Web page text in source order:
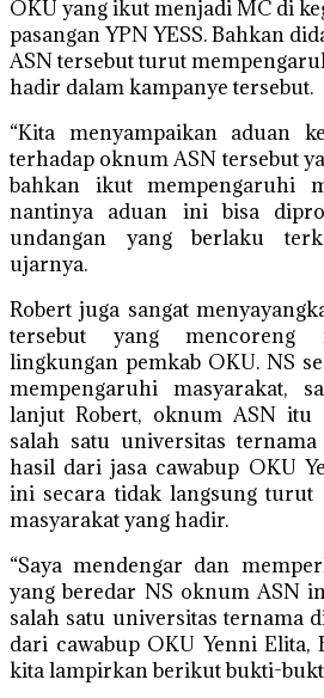
OKU yang ikut menjadi MC di
pasangan YPN YESS. Bahkan
ASN tersebut turut
hadir dalam kampanye tersebut.
“Kita menyampaikan aduan
terhadap oknum ASN tersebut
bahkan ikut mempengaruhi
nantinya aduan ini bisa
undangan yang berlaku
ujarnya.
Robert juga sangat
tersebut yang
lingkungan pemkab OKU. NS
mempengaruhi masyarakat,
lanjut Robert, oknum ASN itu
salah satu universitas
hasil dari jasa cawabup OKU
ini secara tidak langsung turut
masyarakat yang hadir.
“Saya mendengar dan
yang beredar NS oknum ASN
salah satu universitas ternama
dari cawabup OKU Yenni
kita lampirkan berikut bukti-